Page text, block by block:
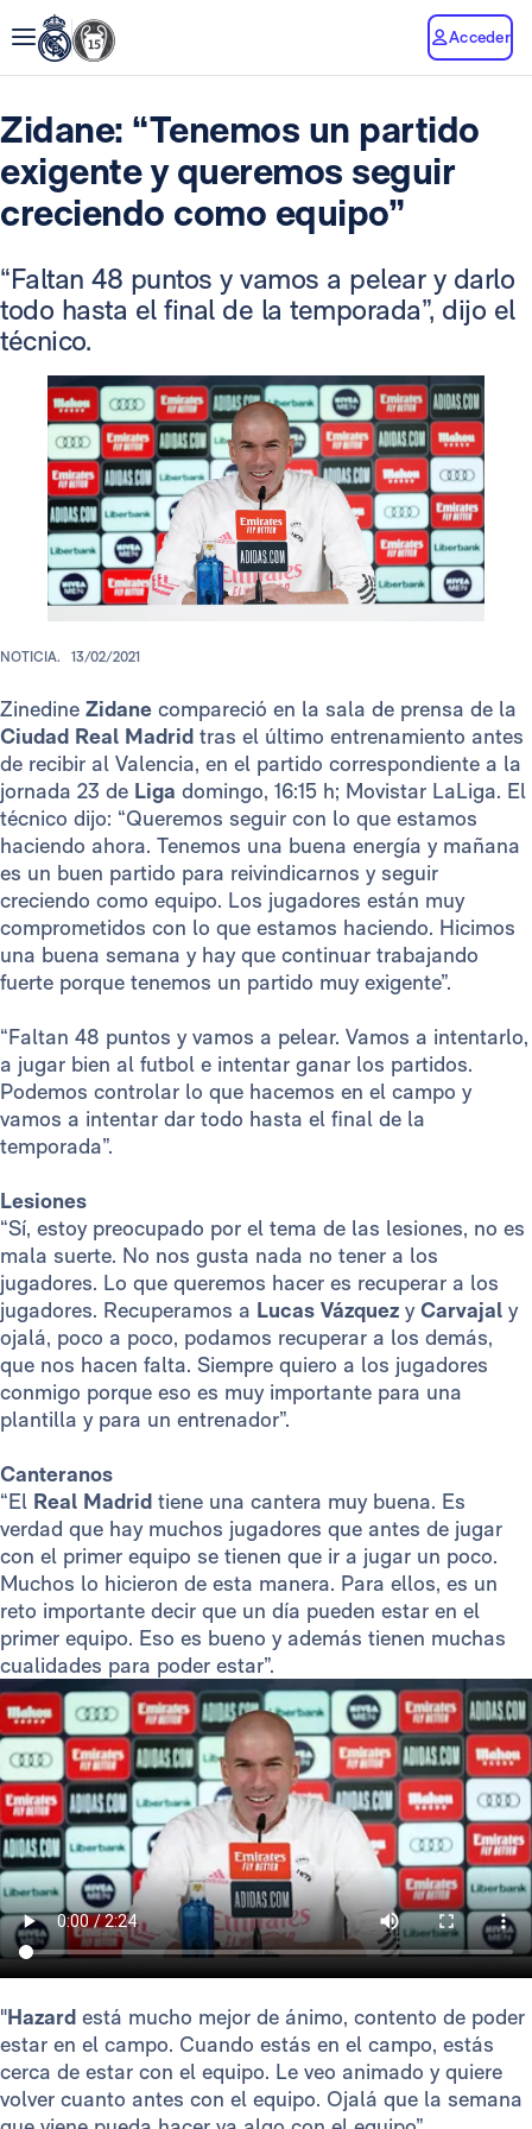
Acceder
Zidane: “Tenemos un partido
exigente y queremos seguir
creciendo como equipo”
“Faltan 48 puntos y vamos a pelear y darlo
todo hasta el final de la temporada”, dijo el
técnico.
NOTICIA. 13/02/2021
Zinedine Zidane compareció en la sala de prensa de la
Ciudad Real Madrid tras el último entrenamiento antes
de recibir al Valencia, en el partido correspondiente a la
jornada 23 de Liga domingo, 16:15 h; Movistar LaLiga. El
técnico dijo: “Queremos seguir con lo que estamos
haciendo ahora. Tenemos una buena energía y mañana
es un buen partido para reivindicarnos y seguir
creciendo como equipo. Los jugadores están muy
comprometidos con lo que estamos haciendo. Hicimos
una buena semana y hay que continuar trabajando
fuerte porque tenemos un partido muy exigente”.
“Faltan 48 puntos y vamos a pelear. Vamos a intentarlo,
a jugar bien al futbol e intentar ganar los partidos.
Podemos controlar lo que hacemos en el campo y
vamos a intentar dar todo hasta el final de la
temporada”.
Lesiones
“Sí, estoy preocupado por el tema de las lesiones, no es
mala suerte. No nos gusta nada no tener a los
jugadores. Lo que queremos hacer es recuperar a los
jugadores. Recuperamos a Lucas Vázquez yCarvajal y
ojalá, poco a poco, podamos recuperar a los demás,
que nos hacen falta. Siempre quiero a los jugadores
conmigo porque eso es muy importante para una
plantilla y para un entrenador”.
Canteranos
“El Real Madrid tiene una cantera muy buena. Es
verdad que hay muchos jugadores que antes de jugar
con el primer equipo se tienen que ir a jugar un poco.
Muchos lo hicieron de esta manera. Para ellos, es un
reto importante decir que un día pueden estar en el
primer equipo. Eso es bueno y además tienen muchas
cualidades para poder estar”.
"Hazard está mucho mejor de ánimo, contento de poder
estar en el campo. Cuando estás en el campo, estás
cerca de estar con el equipo. Le veo animado y quiere
volver cuanto antes con el equipo. Ojalá que la semana